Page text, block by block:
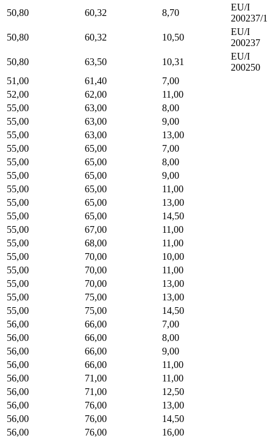
50,80
60,32 8,70
EU/I
200237/1
50,80
60,32 10,50
EU/I
200237
50,80
63,50 10,31
EU/I
200250
51,00
61,40
7,00
52,00
62,00
11,00
55,00
63,00
8,00
55,00
63,00
9,00
55,00
63,00
13,00
55,00
65,00
7,00
55,00
65,00
8,00
55,00
65,00
9,00
55,00
65,00
11,00
55,00
65,00
13,00
55,00
65,00
14,50
55,00
67,00
11,00
55,00
68,00
11,00
55,00
70,00
10,00
55,00
70,00
11,00
55,00
70,00
13,00
55,00
75,00
13,00
55,00
75,00
14,50
56,00
66,00
7,00
56,00
66,00
8,00
56,00
66,00
9,00
56,00
66,00
11,00
56,00
71,00
11,00
56,00
71,00
12,50
56,00
76,00
13,00
56,00
76,00
14,50
56,00
76,00
16,00